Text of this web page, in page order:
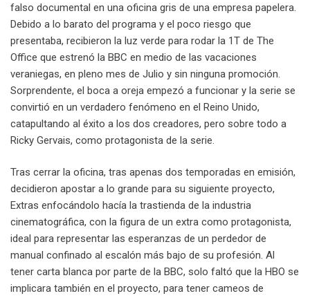
falso documental en una oficina gris de una empresa papelera.
Debido a lo barato del programa y el poco riesgo que
presentaba, recibieron la luz verde para rodar la 1T de The
Office que estrenó la BBC en medio de las vacaciones
veraniegas, en pleno mes de Julio y sin ninguna promoción.
Sorprendente, el boca a oreja empezó a funcionar y la serie se
convirtió en un verdadero fenómeno en el Reino Unido,
catapultando al éxito a los dos creadores, pero sobre todo a
Ricky Gervais, como protagonista de la serie.
Tras cerrar la oficina, tras apenas dos temporadas en emisión,
decidieron apostar a lo grande para su siguiente proyecto,
Extras enfocándolo hacía la trastienda de la industria
cinematográfica, con la figura de un extra como protagonista,
ideal para representar las esperanzas de un perdedor de
manual confinado al escalón más bajo de su profesión. Al
tener carta blanca por parte de la BBC, solo faltó que la HBO se
implicara también en el proyecto, para tener cameos de